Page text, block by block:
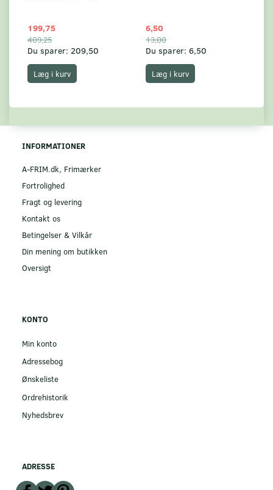
199,75
409,25
Du sparer: 209,50
Læg i kurv
6,50
13,00
Du sparer: 6,50
Læg i kurv
INFORMATIONER
A-FRIM.dk, Frimærker
Fortrolighed
Fragt og levering
Kontakt os
Betingelser & Vilkår
Din mening om butikken
Oversigt
KONTO
Min konto
Adressebog
Ønskeliste
Ordrehistorik
Nyhedsbrev
ADRESSE